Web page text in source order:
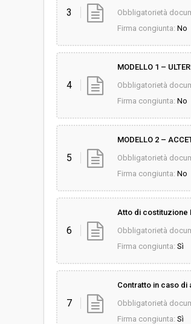
3
Obbligatorietà
Firma congiunta: No
4
MODELLO 1 –
Obbligatorietà
Firma congiunta: No
5
MODELLO 2 –
Obbligatorietà
Firma congiunta: No
6
Atto di costituzione
Obbligatorietà
Firma congiunta: Sì
7
Contratto in caso di
Obbligatorietà
Firma congiunta: Sì